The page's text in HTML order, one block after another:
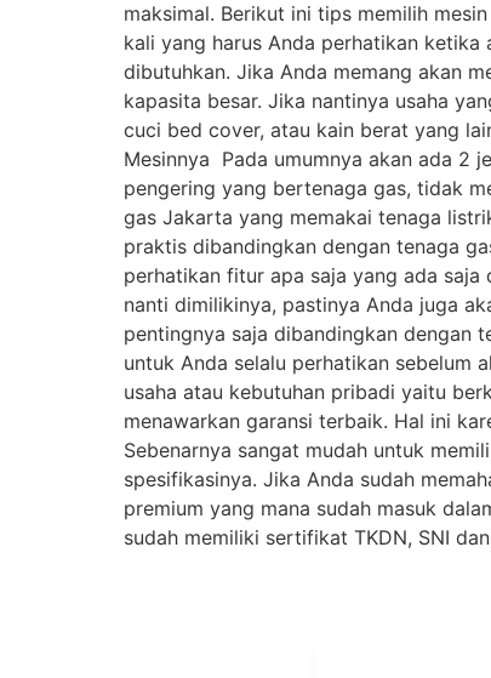
maksimal. Berikut ini tips memilih
kali yang harus Anda perhatikan ketika
dibutuhkan. Jika Anda memang akan
kapasita besar. Jika nantinya usaha
cuci bed cover, atau kain berat yang
Mesinnya Pada umumnya akan ada 2
pengering yang bertenaga gas, tidak
gas Jakarta yang memakai tenaga
praktis dibandingkan dengan tenaga
perhatikan fitur apa saja yang ada
nanti dimilikinya, pastinya Anda juga
pentingnya saja dibandingkan dengan
untuk Anda selalu perhatikan sebelum
usaha atau kebutuhan pribadi yaitu
menawarkan garansi terbaik. Hal ini
Sebenarnya sangat mudah untuk
spesifikasinya. Jika Anda sudah
premium yang mana sudah masuk
sudah memiliki sertifikat TKDN, SNI dan